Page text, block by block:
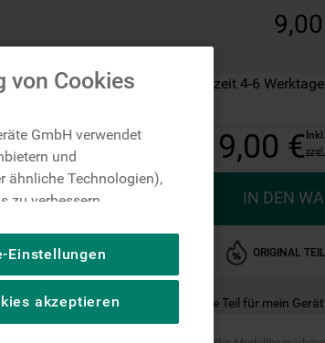
9,00
Auf Lager: Lieferzeit 4-6 Werktage
9,00 €
IN DEN
ORIGINAL
Ist dies das richtige Teil für mein
von Cookies
GmbH verwendet
und
ähnliche Technologien),
zu verbessern
Inhalte der Website
der Website zu
Funktionalität der
Einstellungen
akzeptieren